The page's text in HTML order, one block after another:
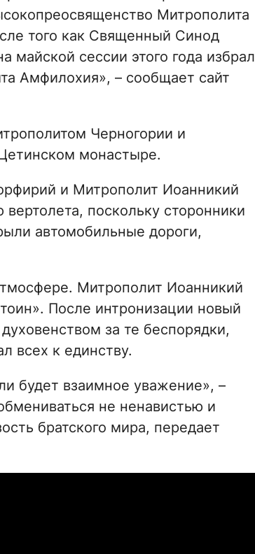
Митрополита
того как Священный Синод
майской сессии этого года избрал
Амфилохия», – сообщает сайт
Черногории и
монастыре.
и Митрополит Иоанникий
поскольку сторонники
автомобильные дороги,
Митрополит Иоанникий
После интронизации новый
за те беспорядки,
всех к единству.
будет взаимное уважение», –
не ненавистью и
братского мира, передает